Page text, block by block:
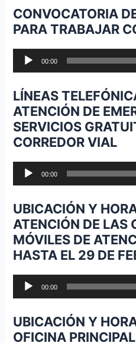
CONVOCATORIA
PARA TRABAJAR
Reproductor
00:00
LÍNEAS
ATENCIÓN DE
SERVICIOS
CORREDOR VIAL
Reproductor
00:00
UBICACIÓN Y
ATENCIÓN DE LAS
MÓVILES DE
HASTA EL 29 DE
Reproductor
00:00
UBICACIÓN Y
OFICINA